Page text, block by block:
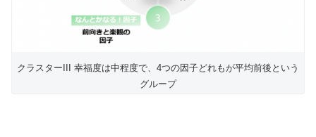
クラスターIII 幸福度は中程度で、4つの因子どれもが平均前後という
グループ